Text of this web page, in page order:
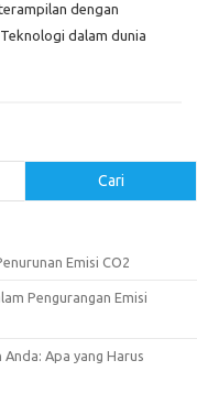
dengan
Teknologi dalam dunia
Cari
Emisi CO2
Pengurangan Emisi
Apa yang Harus